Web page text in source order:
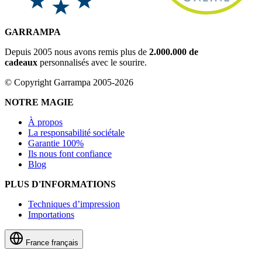
GARRAMPA
Depuis 2005 nous avons remis plus de 2.000.000 de
cadeaux personnalisés avec le sourire.
© Copyright Garrampa 2005-2026
NOTRE MAGIE
À propos
La responsabilité sociétale
Garantie 100%
Ils nous font confiance
Blog
PLUS D'INFORMATIONS
Techniques d’impression
Importations
France français